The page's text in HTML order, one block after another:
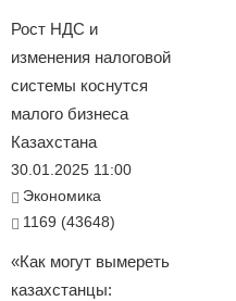
Рост НДС и
изменения налоговой
системы коснутся
малого бизнеса
Казахстана
30.01.2025 11:00
Экономика
1169 (43648)
«Как могут вымереть
казахстанцы: